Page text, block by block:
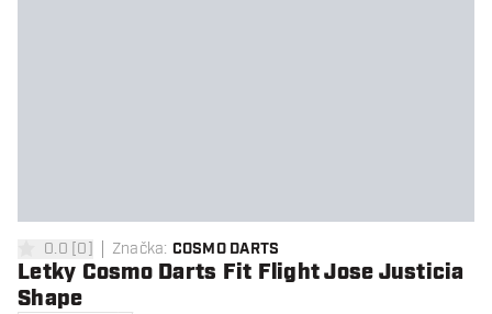
0 hodnoticí hvězdičky
0.0 [0] Značka: COSMO DARTS
Letky Cosmo Darts Fit Flight Jose Justicia
Shape